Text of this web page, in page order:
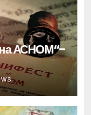
на АСНОМ“-